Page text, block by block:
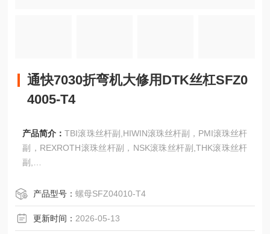
通快7030折弯机大修用DTK丝杠SFZ0
4005-T4
产品简介：TBI滚珠丝杆副,HIWIN滚珠丝杆副，PMI滚珠丝杆
副，REXROTH滚珠丝杆副，NSK滚珠丝杆副,THK滚珠丝杆
副,
通快7030折弯机大修用DTK丝杠SFZ04005-T4
产品型号：螺母SFZ04010-T4
更新时间： 2026-05-13